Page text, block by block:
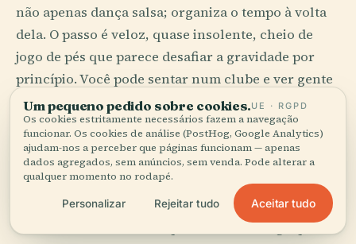
não apenas dança salsa; organiza o tempo à volta
dela. O passo é veloz, quase insolente, cheio de
jogo de pés que parece desafiar a gravidade por
princípio. Você pode sentar num clube e ver gente
se mover com uma ferocidade técnica tal que a sua
bebida começa a parecer pouco qualificada.
A costa do Pacífico muda completamente o pulso.
Em lugares ligados a Buenaventura e ao Chocó,
marimba de chonta, tambores e canto responsorial
constroem uma música que soa mais antiga que a
Um pequeno pedido sobre cookies.UE · RGPD
Os cookies estritamente necessários fazem a navegação
funcionar. Os cookies de análise (PostHog, Google Analytics)
ajudam-nos a perceber que páginas funcionam — apenas
dados agregados, sem anúncios, sem venda. Pode alterar a
qualquer momento no rodapé.
Personalizar Rejeitar tudo Aceitar tudo